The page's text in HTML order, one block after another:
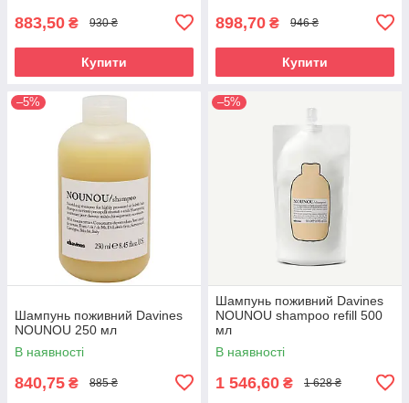
883,50 ₴ 930 ₴
Купити
898,70 ₴ 946 ₴
Купити
–5%
Шампунь поживний Davines
NOUNOU 250 мл
В наявності
840,75 ₴ 885 ₴
–5%
Шампунь поживний Davines
NOUNOU shampoo refill 500
мл
В наявності
1 546,60 ₴ 1 628 ₴